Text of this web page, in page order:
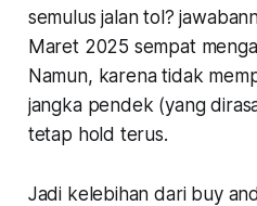
semulus jalan tol?
Maret 2025 sempat
Namun, karena tidak
jangka pendek (yang
tetap hold terus.
Jadi kelebihan dari buy